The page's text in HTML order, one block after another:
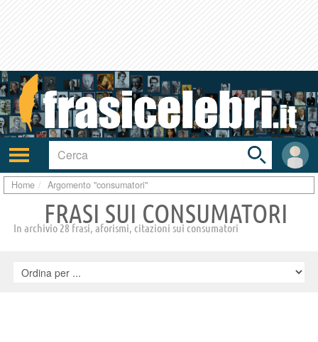
Attiva/disattiva
navigazione
User
area
Toggle
search
bar
Home Argomento "consumatori"
FRASI SUI CONSUMATORI
In archivio 28 frasi, aforismi, citazioni sui consumatori